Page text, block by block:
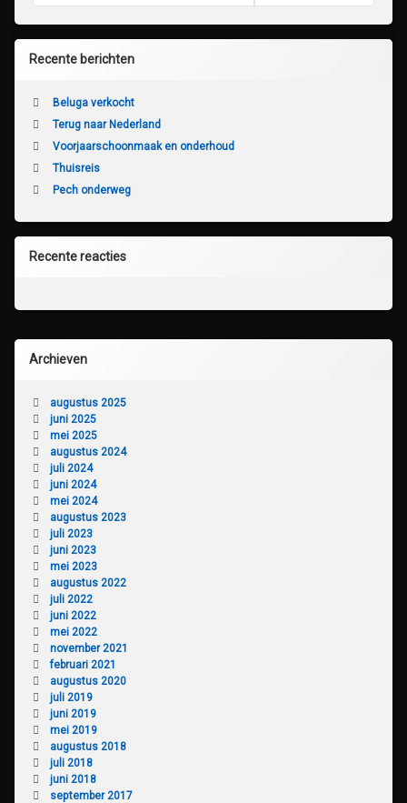
Recente berichten
Beluga verkocht
Terug naar Nederland
Voorjaarschoonmaak en onderhoud
Thuisreis
Pech onderweg
Recente reacties
Archieven
augustus 2025
juni 2025
mei 2025
augustus 2024
juli 2024
juni 2024
mei 2024
augustus 2023
juli 2023
juni 2023
mei 2023
augustus 2022
juli 2022
juni 2022
mei 2022
november 2021
februari 2021
augustus 2020
juli 2019
juni 2019
mei 2019
augustus 2018
juli 2018
juni 2018
september 2017